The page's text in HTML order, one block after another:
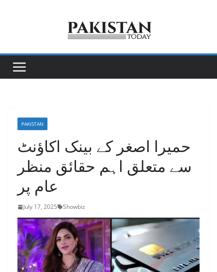
PAKISTAN
حمیرا اصغر کے بینک اکاؤنٹ
سے متعلق اہم حقائق منظر
عام پر
July 17, 2025 Showbiz